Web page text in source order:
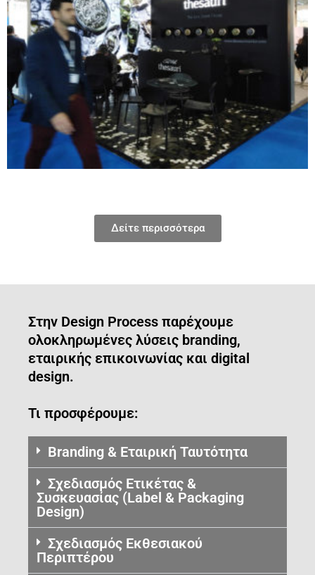
Δείτε περισσότερα
Στην Design Process παρέχουμε
ολοκληρωμένες λύσεις branding,
εταιρικής επικοινωνίας και digital
design.
Τι προσφέρουμε:
Branding & Εταιρική Ταυτότητα
Σχεδιασμός Ετικέτας &
Συσκευασίας (Label & Packaging
Design)
Σχεδιασμός Εκθεσιακού
Περιπτέρου